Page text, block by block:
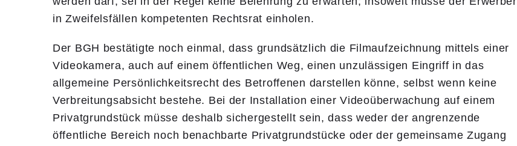
in Zweifelsfällen kompetenten Rechtsrat einholen.
Der BGH bestätigte noch einmal, dass grundsätzlich die Filmaufzeich­nung mittels einer
Videokamera, auch auf einem öffentlichen Weg, einen unzulässigen Eingriff in das
allgemeine Persönlichkeitsrecht des Betroffenen darstellen könne, selbst wenn keine
Verbreitungsabsicht bestehe. Bei der Installation einer Videoüberwachung auf einem
Privatgrundstück müsse deshalb sichergestellt sein, dass weder der angren­zende
öffentliche Bereich noch benachbarte Privatgrundstücke oder der gemeinsame Zu­gang